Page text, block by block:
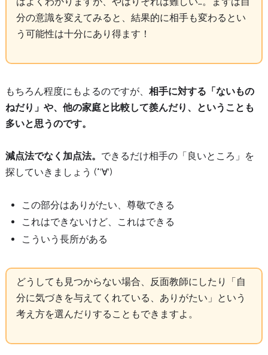
分の意識を変えてみると、結果的に相手も変わるとい
う可能性は十分にあり得ます！
もちろん程度にもよるのですが、 相手に対する「ないもの
ねだり」や、他の家庭と比較して羨んだり、ということも
多いと思うのです。
減点法でなく加点法。 できるだけ相手の「良いところ」を
探していきましょう (*‘∀‘)
この部分はありがたい、尊敬できる
これはできないけど、これはできる
こういう長所がある
どうしても見つからない場合、反面教師にしたり「自
分に気づきを与えてくれている、ありがたい」という
考え方を選んだりすることもできますよ。